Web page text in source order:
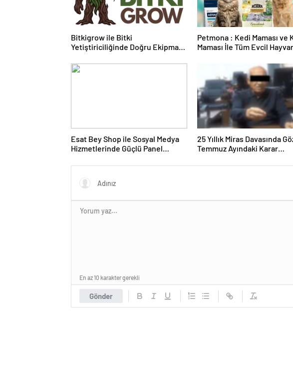
Bitkigrow ile Bitki
Yetiştiriciliğinde Doğru Ekipman
Petmona : Kedi Maması ve
Maması İle Tüm Evcil
Esat Bey Shop ile Sosyal Medya
Hizmetlerinde Güçlü Panel
25 Yıllık Miras Davasında
Temmuz Ayındaki Karar
Gönder
En az 10 karakter gerekli